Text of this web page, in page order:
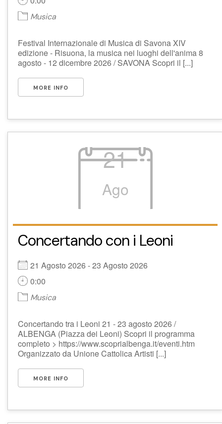
Musica
Festival Internazionale di Musica di Savona XIV
edizione - Risuona, la musica nei luoghi dell'anima 8
agosto - 12 dicembre 2026 / SAVONA Scopri il [...]
MORE INFO
21
Ago
Concertando con i Leoni
21 Agosto 2026 - 23 Agosto 2026
0:00
Musica
Concertando tra i Leoni 21 - 23 agosto 2026 /
ALBENGA (Piazza dei Leoni) Scopri il programma
completo > https://www.scoprialbenga.it/eventi.htm
Organizzato da Unione Cattolica Artisti [...]
MORE INFO